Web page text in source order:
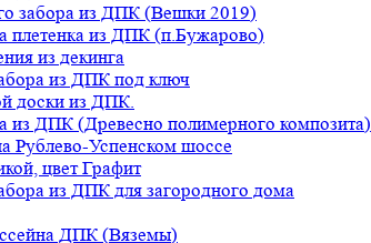
забора из ДПК (Вешки 2019)
плетенка из ДПК (п.Бужарово)
из декинга
из ДПК под ключ
доски из ДПК.
из ДПК (Древесно полимерного композита)
Рублево-Успенском шоссе
цвет Графит
из ДПК для загородного дома
ДПК (Вяземы)